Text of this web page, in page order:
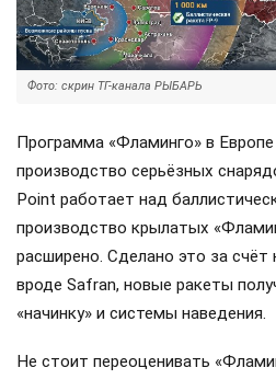
Фото: скрин ТГ-канала РЫБАРЬ
Программа «Фламинго» в
производство серьёзных
Point работает над
производство крылатых
расширено. Сделано это за счёт
вроде Safran, новые ракеты
«начинку» и системы наведения.
Не стоит переоценивать